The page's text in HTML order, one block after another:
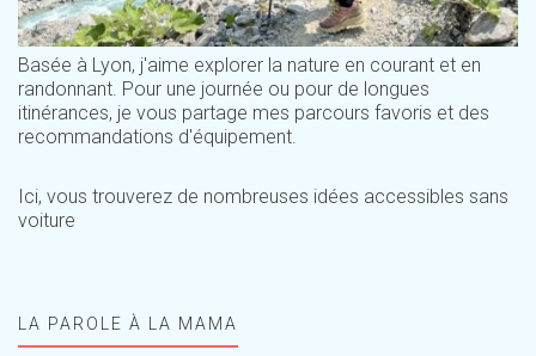
Basée à Lyon, j'aime explorer la nature en courant et en
randonnant. Pour une journée ou pour de longues
itinérances, je vous partage mes parcours favoris et des
recommandations d'équipement.
Ici, vous trouverez de nombreuses idées accessibles sans
voiture
LA PAROLE À LA MAMA